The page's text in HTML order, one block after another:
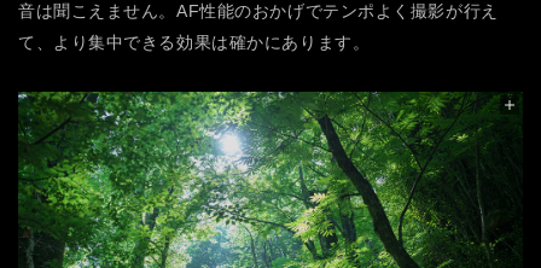
音は聞こえません。AF性能のおかげでテンポよく撮影が行え
て、より集中できる効果は確かにあります。